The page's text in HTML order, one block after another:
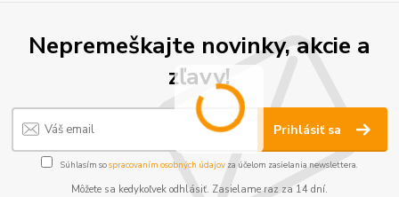
Nepremeškajte novinky, akcie a
zľavy!
Prihlásiť sa
Súhlasím sospracovaním osobných údajov za účelom zasielania newslettera.
Môžete sa kedykoľvek odhlásiť. Zasielame raz za 14 dní.